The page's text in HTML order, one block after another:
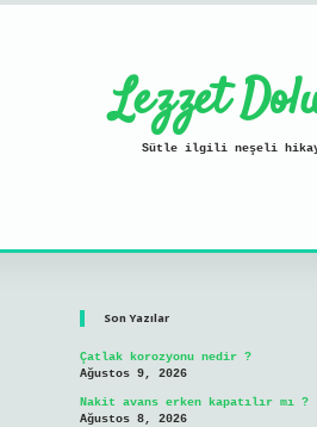
Lezzet
Sütle ilgili neşeli
Son Yazılar
Çatlak korozyonu nedir ?
Ağustos 9, 2026
Nakit avans erken kapatılır mı ?
Ağustos 8, 2026